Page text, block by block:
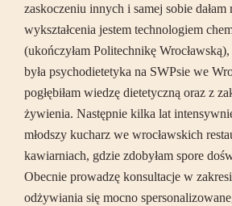
zaskoczeniu innych i samej sobie dałam
wykształcenia jestem technologiem
(ukończyłam Politechnikę
była psychodietetyka na SWPsie we
pogłębiłam wiedzę dietetyczną oraz z
żywienia. Następnie kilka lat
młodszy kucharz we wrocławskich
kawiarniach, gdzie zdobyłam spore
Obecnie prowadzę konsultacje w
odżywiania się mocno